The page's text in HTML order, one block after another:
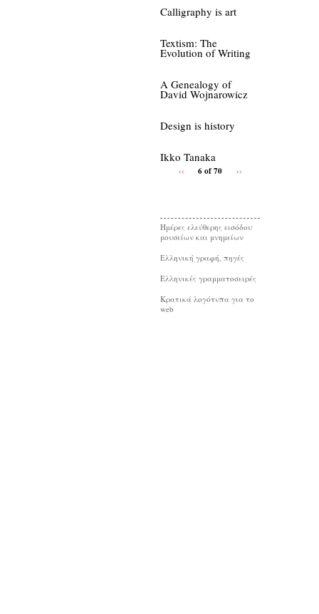
Calligraphy is art
Textism: The
Evolution of Writing
A Genealogy of
David Wojnarowicz
Design is history
Ikko Tanaka
‹‹ 6 of 70 ››
Ημέρες ελεύθερης εισόδου
μουσείων και μνημείων
Eλληνική γραφή, πηγές
Ελληνικές γραμματοσειρές
Κρατικά λογότυπα για το
web